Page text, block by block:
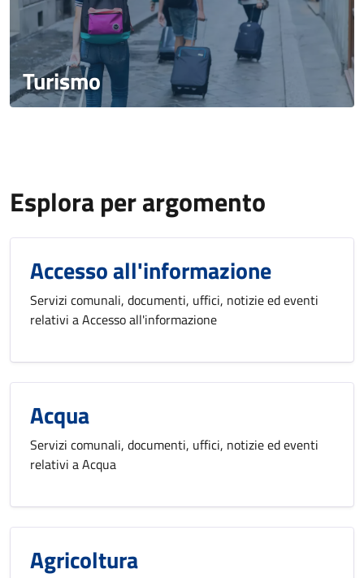
Turismo
Esplora per argomento
Accesso all'informazione
Servizi comunali, documenti, uffici, notizie ed eventi
relativi a Accesso all'informazione
Acqua
Servizi comunali, documenti, uffici, notizie ed eventi
relativi a Acqua
Agricoltura